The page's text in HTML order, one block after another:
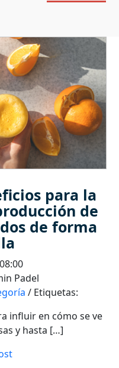
para la
de
de forma
Padel
/ Etiquetas:
influir en cómo se ve
y hasta […]